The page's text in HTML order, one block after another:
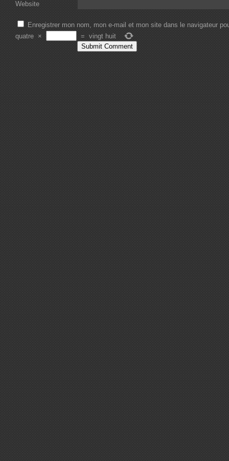
Website
Enregistrer mon nom, mon e-mail et mon site dans le navigateur
quatre × = vingt huit